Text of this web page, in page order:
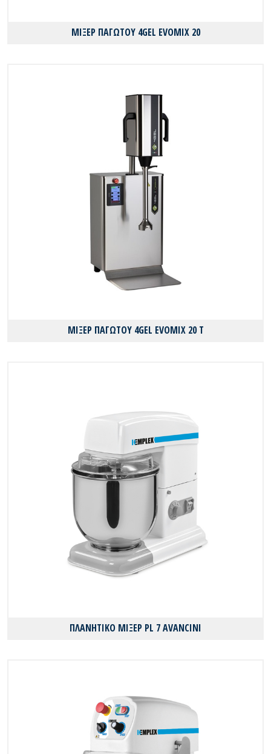
ΜΙΞΕΡ ΠΑΓΩΤΟΥ 4GEL EVOMIX 20
ΜΙΞΕΡ ΠΑΓΩΤΟΥ 4GEL EVOMIX 20 T
ΠΛΑΝΗΤΙΚΟ ΜΙΞΕΡ PL 7 AVANCINI